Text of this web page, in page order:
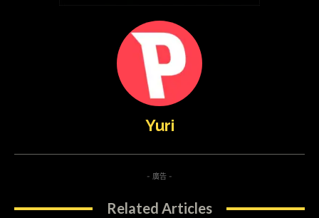
Yuri
- 廣告 -
Related Articles